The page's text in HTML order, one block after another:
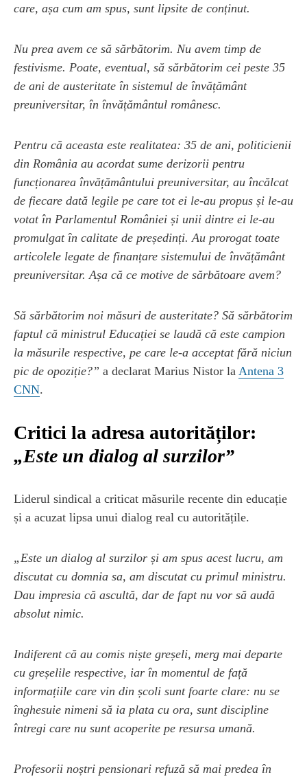
care, așa cum am spus, sunt lipsite de conținut.
Nu prea avem ce să sărbătorim. Nu avem timp de
festivisme. Poate, eventual, să sărbătorim cei peste 35
de ani de austeritate în sistemul de învățământ
preuniversitar, în învățământul românesc.
Pentru că aceasta este realitatea: 35 de ani, politicienii
din România au acordat sume derizorii pentru
funcționarea învățământului preuniversitar, au încălcat
de fiecare dată legile pe care tot ei le-au propus și le-au
votat în Parlamentul României și unii dintre ei le-au
promulgat în calitate de președinți. Au prorogat toate
articolele legate de finanțare sistemului de învățământ
preuniversitar. Așa că ce motive de sărbătoare avem?
Să sărbătorim noi măsuri de austeritate? Să sărbătorim
faptul că ministrul Educației se laudă că este campion
la măsurile respective, pe care le-a acceptat fără niciun
pic de opoziție?” a declarat Marius Nistor la Antena 3
CNN.
Critici la adresa autorităților:
„Este un dialog al surzilor”
Liderul sindical a criticat măsurile recente din educație
și a acuzat lipsa unui dialog real cu autoritățile.
„Este un dialog al surzilor și am spus acest lucru, am
discutat cu domnia sa, am discutat cu primul ministru.
Dau impresia că ascultă, dar de fapt nu vor să audă
absolut nimic.
Indiferent că au comis niște greșeli, merg mai departe
cu greșelile respective, iar în momentul de față
informațiile care vin din școli sunt foarte clare: nu se
înghesuie nimeni să ia plata cu ora, sunt discipline
întregi care nu sunt acoperite pe resursa umană.
Profesorii noștri pensionari refuză să mai predea în